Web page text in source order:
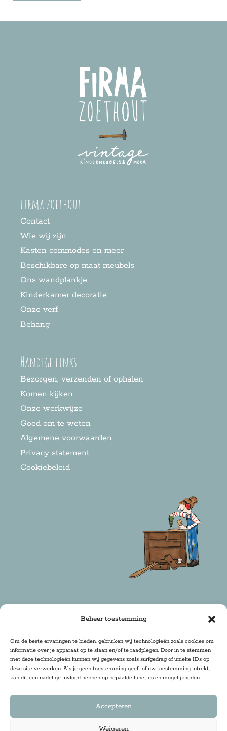
Beheer toestemming
Om de beste ervaringen te bieden, gebruiken wij technologieën zoals cookies om
informatie over je apparaat op te slaan en/of te raadplegen. Door in te stemmen
met deze technologieën kunnen wij gegevens zoals surfgedrag of unieke ID's op
deze site verwerken. Als je geen toestemming geeft of uw toestemming intrekt,
kan dit een nadelige invloed hebben op bepaalde functies en mogelijkheden.
Accepteren
Weigeren
firma zoethout
Contact
Wie wij zijn
Kasten commodes en meer
Beschikbare op maat meubels
Ons wandplankje
Kinderkamer decoratie
Onze verf
Behang
Handige links
Bezorgen, verzenden of ophalen
Komen kijken
Onze werkwijze
Goed om te weten
Algemene voorwaarden
Privacy statement
Cookiebeleid
Copyright 2025 Firma Zoethout | Design & Realisatie:
DRwebdesign